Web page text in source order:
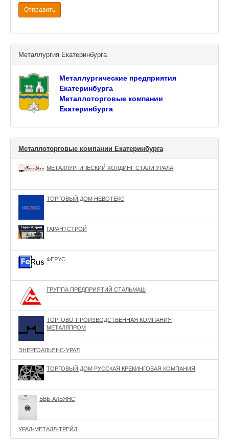
Отправить
Металлургия Екатеринбурга
Металлургические предприятия
Екатеринбурга
Металлоторговые компании
Екатеринбурга
Металлоторговые компании Екатеринбурга
МЕТАЛЛУРГИЧЕСКИЙ ХОЛДИНГ СТАЛИ УРАЛА
ТОРГОВЫЙ ДОМ НЕВОТЕКС
ГАРАНТСТРОЙ
ФЕРУС
ГРУППА ПРЕДПРИЯТИЙ СТАЛЬМАШ
ТОРГОВО-ПРОИЗВОДСТВЕННАЯ КОМПАНИЯ
МЕТАЛЛПРОМ
ЭНЕРГОАЛЬЯНС-УРАЛ
ТОРГОВЫЙ ДОМ РУССКАЯ КРЕКИНГОВАЯ КОМПАНИЯ
БВБ-АЛЬЯНС
УРАЛ-МЕТАЛЛ-ТРЕЙД